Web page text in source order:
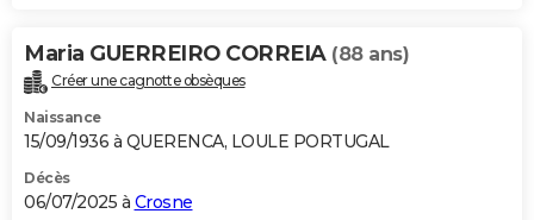
Maria GUERREIRO CORREIA (88 ans)
Créer une cagnotte obsèques
Naissance
15/09/1936 à QUERENCA, LOULE PORTUGAL
Décès
06/07/2025 à Crosne